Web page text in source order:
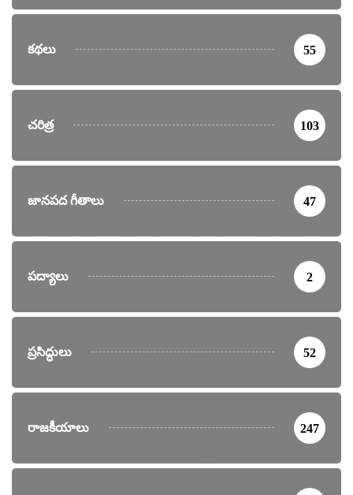
కథలు 55
చరిత్ర 103
జానపద గీతాలు 47
పద్యాలు 2
ప్రసిద్ధులు 52
రాజకీయాలు 247